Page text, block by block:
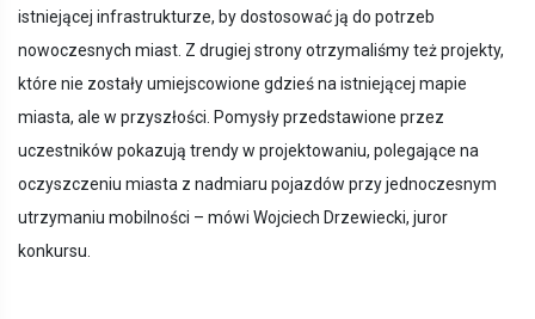
istniejącej infrastrukturze, by dostosować ją do potrzeb
nowoczesnych miast. Z drugiej strony otrzymaliśmy też projekty,
które nie zostały umiejscowione gdzieś na istniejącej mapie
miasta, ale w przyszłości. Pomysły przedstawione przez
uczestników pokazują trendy w projektowaniu, polegające na
oczyszczeniu miasta z nadmiaru pojazdów przy jednoczesnym
utrzymaniu mobilności – mówi Wojciech Drzewiecki, juror
konkursu.